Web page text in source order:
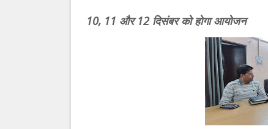
10, 11 और 12 दिसंबर को होगा आयोजन